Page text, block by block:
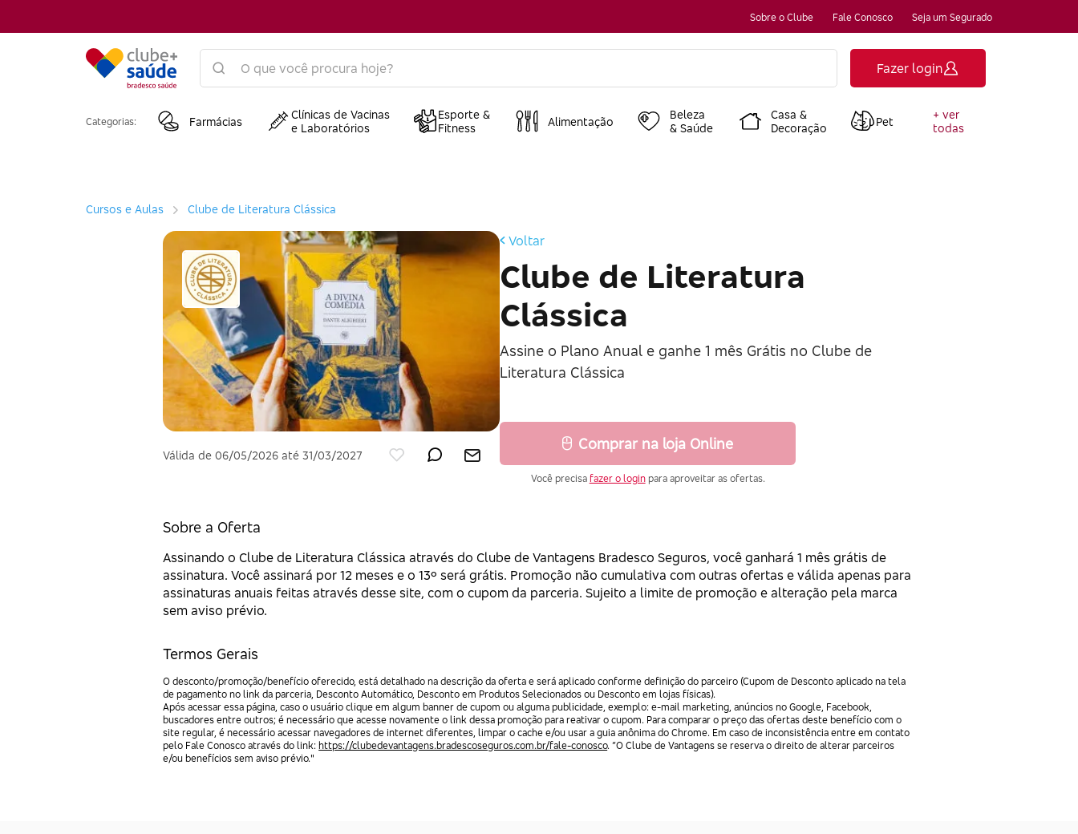
Sobre o Clube Fale Conosco Seja um Segurado
Fazer login
Categorias: Farmácias
Clínicas de Vacinas
e Laboratórios
Esporte &
Fitness
Alimentação
Beleza
& Saúde
Casa &
Decoração
Pet
+ ver
todas
Cursos e Aulas Clube de Literatura Clássica
Válida de 06/05/2026 até 31/03/2027
Voltar
Clube de Literatura
Clássica
Assine o Plano Anual e ganhe 1 mês Grátis no Clube de
Literatura Clássica
Comprar na loja Online
Você precisa fazer o loginpara aproveitar as ofertas.
Sobre a Oferta
Assinando o Clube de Literatura Clássica através do Clube de Vantagens Bradesco Seguros, você ganhará 1 mês grátis de
assinatura. Você assinará por 12 meses e o 13º será grátis. Promoção não cumulativa com outras ofertas e válida apenas para
assinaturas anuais feitas através desse site, com o cupom da parceria. Sujeito a limite de promoção e alteração pela marca
sem aviso prévio.
Termos Gerais
O desconto/promoção/benefício oferecido, está detalhado na descrição da oferta e será aplicado conforme definição do parceiro (Cupom de Desconto aplicado na tela
de pagamento no link da parceria, Desconto Automático, Desconto em Produtos Selecionados ou Desconto em lojas físicas).
Após acessar essa página, caso o usuário clique em algum banner de cupom ou alguma publicidade, exemplo: e-mail marketing, anúncios no Google, Facebook,
buscadores entre outros; é necessário que acesse novamente o link dessa promoção para reativar o cupom. Para comparar o preço das ofertas deste benefício com o
site regular, é necessário acessar navegadores de internet diferentes, limpar o cache e/ou usar a guia anônima do Chrome. Em caso de inconsistência entre em contato
pelo Fale Conosco através do link: https://clubedevantagens.bradescoseguros.com.br/fale-conosco. “O Clube de Vantagens se reserva o direito de alterar parceiros
e/ou benefícios sem aviso prévio."